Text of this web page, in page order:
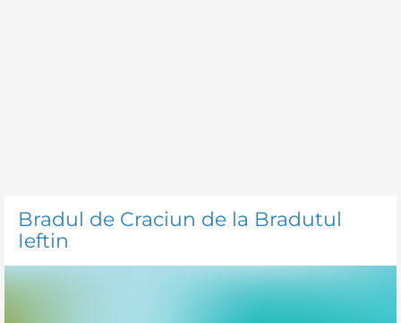
Bradul de Craciun de la Bradutul
Ieftin